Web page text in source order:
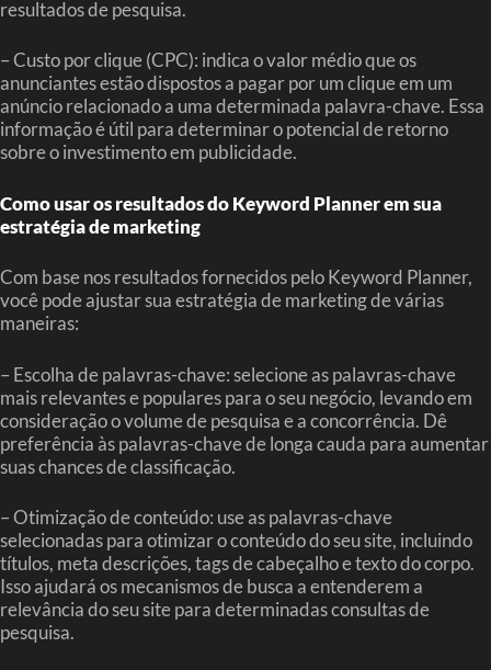
resultados de pesquisa.
– Custo por clique (CPC): indica o valor médio que os
anunciantes estão dispostos a pagar por um clique em um
anúncio relacionado a uma determinada palavra-chave. Essa
informação é útil para determinar o potencial de retorno
sobre o investimento em publicidade.
Como usar os resultados do Keyword Planner em sua
estratégia de marketing
Com base nos resultados fornecidos pelo Keyword Planner,
você pode ajustar sua estratégia de marketing de várias
maneiras:
– Escolha de palavras-chave: selecione as palavras-chave
mais relevantes e populares para o seu negócio, levando em
consideração o volume de pesquisa e a concorrência. Dê
preferência às palavras-chave de longa cauda para aumentar
suas chances de classificação.
– Otimização de conteúdo: use as palavras-chave
selecionadas para otimizar o conteúdo do seu site, incluindo
títulos, meta descrições, tags de cabeçalho e texto do corpo.
Isso ajudará os mecanismos de busca a entenderem a
relevância do seu site para determinadas consultas de
pesquisa.